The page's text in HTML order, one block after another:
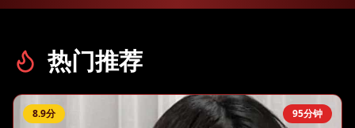
热门推荐
95分钟
8.9分